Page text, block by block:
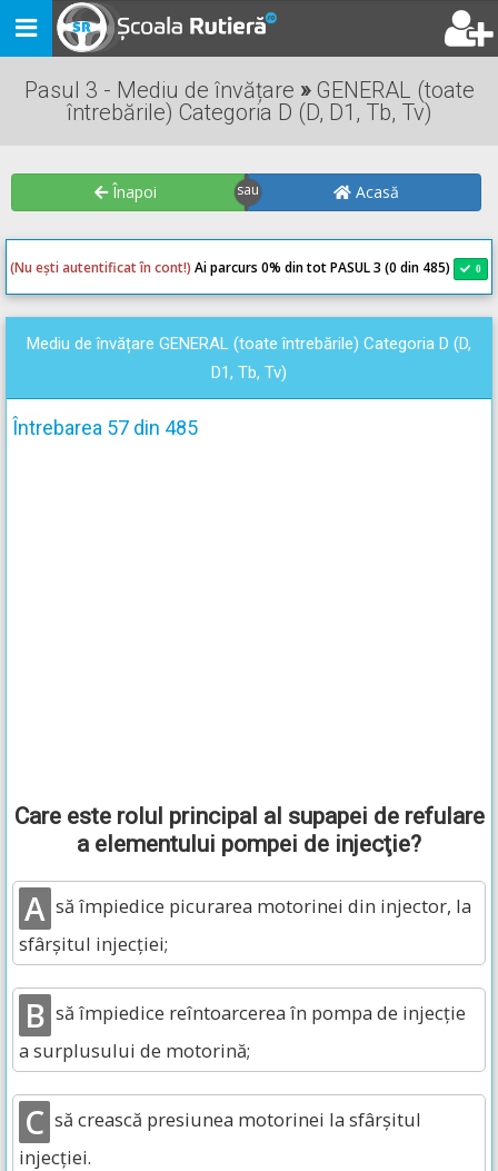
Toggle
navigation
Pasul 3 - Mediu de învățare »GENERAL (toate
întrebările) Categoria D (D, D1, Tb, Tv)
Înapoi Acasă
(Nu ești autentificat în cont!) Ai parcurs 0% din tot PASUL 3 (0 din 485) 0
Mediu de învățare GENERAL (toate întrebările) Categoria D (D,
D1, Tb, Tv)
Întrebarea 57 din 485
Care este rolul principal al supapei de refulare
a elementului pompei de injecţie?
A să împiedice picurarea motorinei din injector, la
sfârşitul injecţiei;
B să împiedice reîntoarcerea în pompa de injecţie
a surplusului de motorină;
C să crească presiunea motorinei la sfârşitul
injecţiei.